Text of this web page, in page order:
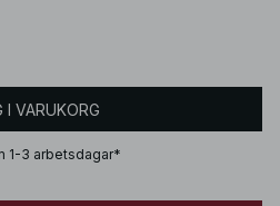
I VARUKORG
1-3 arbetsdagar*